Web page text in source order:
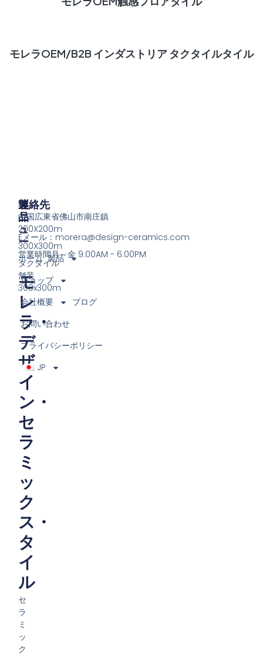
モレラOEM/B2B インダストリア タクタイルタイル
モ
レ
ラ・
デ
ザ
イ
ン・
セ
ラ
ミ
ッ
ク
ス・
タ
イ
ル
セ
ラ
ミ
ッ
ク
製
品
200X200m
300X300m
タクタイル
舗装
300x300m
メ
ニ
ュ
ー
ホーム 製品
ショップ
会社概要
ブログ
お問い合わせ
プライバシーポリシー
JP
連絡先
中国広東省佛山市南庄鎮
Eメール： morera@design-ceramics.com
営業時間月～金 9:00AM - 6:00PM